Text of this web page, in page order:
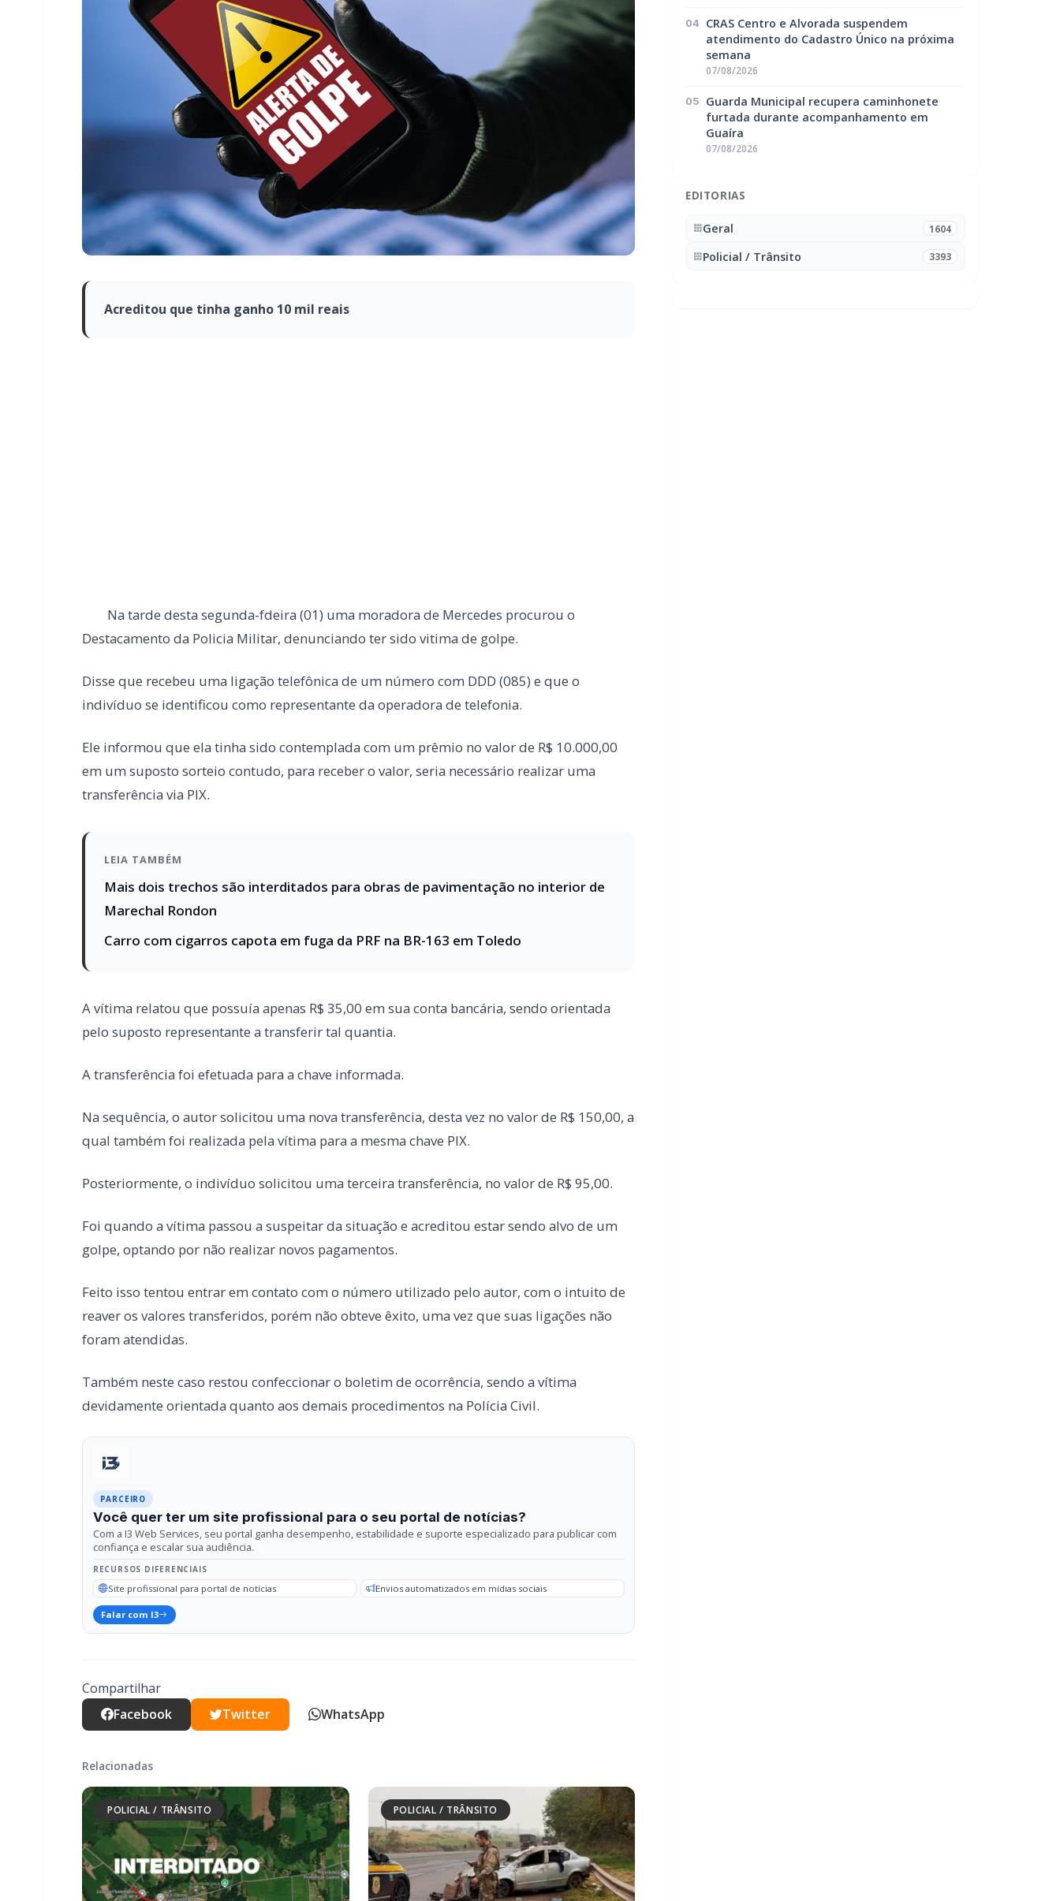
Acreditou que tinha ganho 10 mil reais
Ele informou que ela tinha sido contemplada com um prêmio no valor de R$ 10.000,00
em um suposto sorteio contudo, para receber o valor, seria necessário realizar uma
Mais dois trechos são interditados para obras de pavimentação no interior de
Marechal Rondon
A vítima relatou que possuía apenas R$ 35,00 em sua conta bancária, sendo orientada
pelo suposto representante a transferir tal quantia.
A transferência foi efetuada para a chave informada.
qual também foi realizada pela vítima para a mesma chave PIX.
golpe, optando por não realizar novos pagamentos.
reaver os valores transferidos, porém não obteve êxito, uma vez que suas ligações não
Também neste caso restou confeccionar o boletim de ocorrência, sendo a vítima
Você quer ter um site profissional para o seu portal de notícias?
Com a I3 Web Services, seu portal ganha desempenho, estabilidade e suporte especializado para publicar com
confiança e escalar sua audiência.
RECURSOS DIFERENCIAIS
Site profissional para portal de notícias
Compartilhar
Facebook
Twitter WhatsApp
Relacionadas
POLICIAL / TRÂNSITO
Mais dois trechos são interditados para
obras de pavimentação no interior de
Marechal Rondon
Carro com cigarros capota em fuga da
PRF na BR-163 em Toledo
04
CRAS Centro e Alvorada suspendem
atendimento do Cadastro Único na próxima
semana
07/08/2026
05
Guarda Municipal recupera caminhonete
furtada durante acompanhamento em
Guaíra
07/08/2026
EDITORIAS
Geral 1604
Policial / Trânsito 3393